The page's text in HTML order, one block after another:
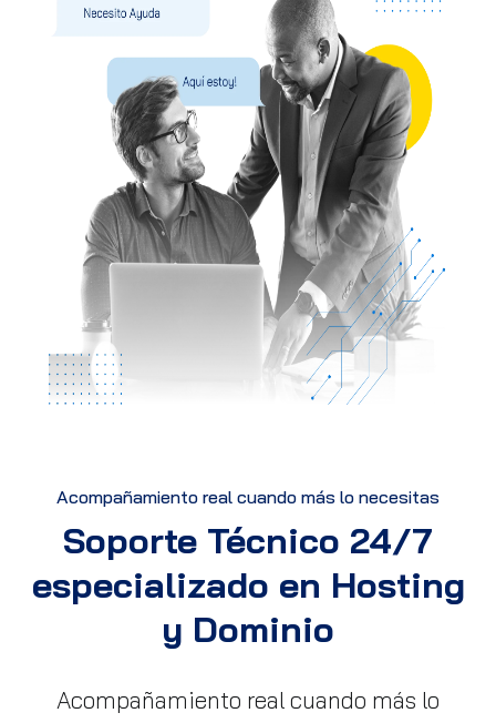
Acompañamiento real cuando más lo necesitas
Soporte Técnico 24/7
especializado en Hosting
y Dominio
Acompañamiento real cuando más lo